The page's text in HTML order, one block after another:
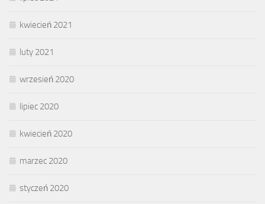
kwiecień 2021
luty 2021
wrzesień 2020
lipiec 2020
kwiecień 2020
marzec 2020
styczeń 2020